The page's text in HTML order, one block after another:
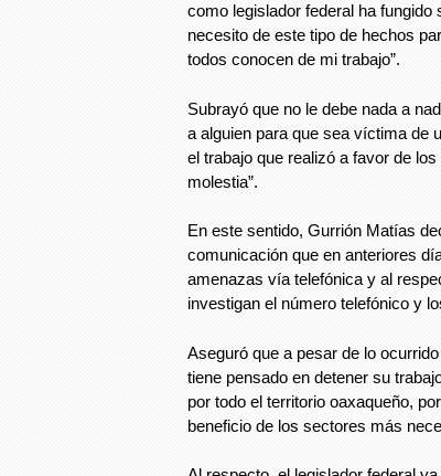
como legislador federal ha fungido
necesito de este tipo de hechos
todos conocen de mi trabajo”.
Subrayó que no le debe nada a
a alguien para que sea víctima de
el trabajo que realizó a favor de
molestia”.
En este sentido, Gurrión Matías
comunicación que en anteriores
amenazas vía telefónica y al
investigan el número telefónico y
Aseguró que a pesar de lo
tiene pensado en detener su
por todo el territorio oaxaqueño,
beneficio de los sectores más